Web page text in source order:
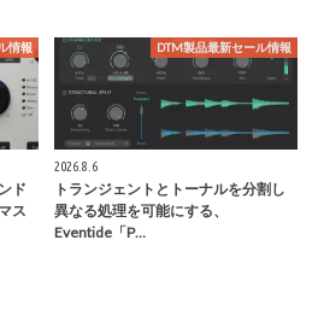
情報
ド
ス
DTM製品最新セール情報
2026.8.6
トランジェントとトーナルを分割し
異なる処理を可能にする、
Eventide「P…